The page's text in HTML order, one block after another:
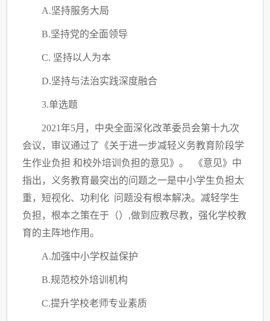
A.坚持服务大局
B.坚持党的全面领导
C. 坚持以人为本
D.坚持与法治实践深度融合
3.单选题
2021年5月，中央全面深化改革委员会第十九次
会议，审议通过了《关于进一步减轻义务教育阶段学
生作业负担 和校外培训负担的意见》。 《意见》中
指出，义务教育最突出的问题之一是中小学生负担太
重，短视化、功利化 问题没有根本解决。减轻学生
负担，根本之策在于 （） ,做到应教尽教，强化学校教
育的主阵地作用。
A.加强中小学权益保护
B.规范校外培训机构
C.提升学校老师专业素质